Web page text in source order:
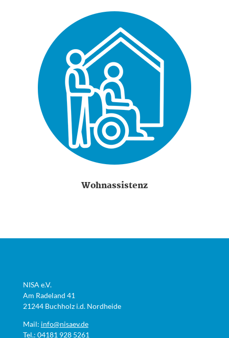
Wohnassistenz
NISA e.V.
Am Radeland 41
21244 Buchholz i.d. Nordheide
Mail: info@nisaev.de
Tel.: 04181 928 5261